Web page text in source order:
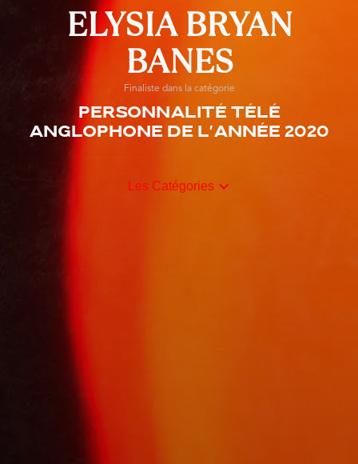
ELYSIA BRYAN
BANES
Finaliste dans la catégorie
Personnalité télé
anglophone de l'année 2020
Les Catégories